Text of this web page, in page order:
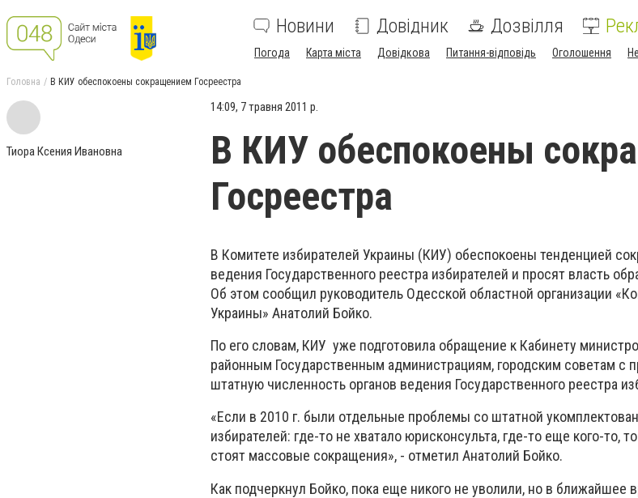
Новини Довідник Дозвілля
Погода Карта міста Довідкова Питання-відповідь Оголошення
Головна В КИУ обеспокоены сокращением Госреестра
Тиора Ксения Ивановна
14:09, 7 травня 2011 р.
В КИУ обеспокоены
Госреестра
В Комитете избирателей Украины (КИУ) обеспокоены тенденцией
ведения Государственного реестра избирателей и просят власть
Об этом сообщил руководитель Одесской областной организации
Украины» Анатолий Бойко.
По его словам, КИУ уже подготовила обращение к Кабинету
районным Государственным администрациям, городским советам с
штатную численность органов ведения Государственного реестра
«Если в 2010 г. были отдельные проблемы со штатной
избирателей: где-то не хватало юрисконсульта, где-то еще кого-то,
стоят массовые сокращения», - отметил Анатолий Бойко.
Как подчеркнул Бойко, пока еще никого не уволили, но в ближайшее